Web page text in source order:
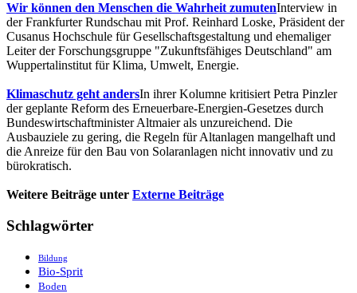
Wir können den Menschen die Wahrheit zumutenInterview in
der Frankfurter Rundschau mit Prof. Reinhard Loske, Präsident der
Cusanus Hochschule für Gesellschaftsgestaltung und ehemaliger
Leiter der Forschungsgruppe "Zukunftsfähiges Deutschland" am
Wuppertalinstitut für Klima, Umwelt, Energie.
Klimaschutz geht andersIn ihrer Kolumne kritisiert Petra Pinzler
der geplante Reform des Erneuerbare-Energien-Gesetzes durch
Bundeswirtschaftminister Altmaier als unzureichend. Die
Ausbauziele zu gering, die Regeln für Altanlagen mangelhaft und
die Anreize für den Bau von Solaranlagen nicht innovativ und zu
bürokratisch.
Weitere Beiträge unter Externe Beiträge
Schlagwörter
Bildung
Bio-Sprit
Boden